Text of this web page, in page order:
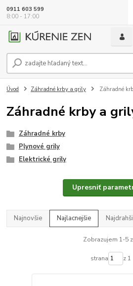
0911 603 599
8:00 - 17:00
Úvod Záhradné krby a grily Záhradné
Záhradné krby a
Záhradné krby
Plynové grily
Elektrické grily
Upresniť
Najnovšie Najlacnejšie
Zobrazujem 1-5
strana z 1